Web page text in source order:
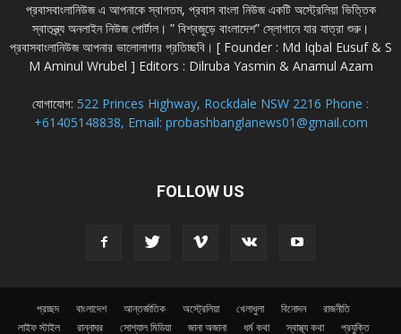
প্রবাসবাংলানিউজ এ আপনাকে স্বাগতম, প্রবাস বাংলা নিউজ একটি অস্ট্রেলিয়া ভিত্তিক
স্বাতন্ত্র্য অনলাইন নিউজ পোর্টাল। ” বিশ্বজুড়ে বাংলাদেশ” স্লোগানে যার যাত্রা শুরু।
প্রবাসবাংলানিউজ আপনার ভালোলাগার প্রতিচ্ছবি। [ Founder : Md Iqbal Eusuf & S
M Aminul Wrubel ] Editors : Dilruba Yasmin & Anamul Azam
যোগাযোগ: 522 Princes Highway, Rockdale NSW 2216 Phone :
+61405148838, Email: probashbanglanews01@gmail.com
FOLLOW US
প্রচ্ছদ বাংলাদেশ আন্তর্জাতিক অস্ট্রেলিয়া খেলাধুলা বিনোদন
রাজনীতি
লাইফ স্টাইল
রান্নাঘর সোশ্যাল মিডিয়া জানা অজানা ধর্ম কথা স্বাস্থ্য কথা প্রযুক্তি